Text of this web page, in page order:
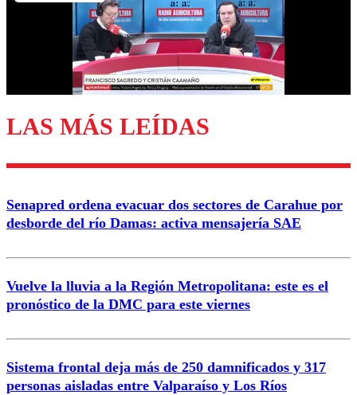
Enviar comentario
LAS MÁS LEÍDAS
Senapred ordena evacuar dos sectores de Carahue por
desborde del río Damas: activa mensajería SAE
Vuelve la lluvia a la Región Metropolitana: este es el
pronóstico de la DMC para este viernes
Sistema frontal deja más de 250 damnificados y 317
personas aisladas entre Valparaíso y Los Ríos